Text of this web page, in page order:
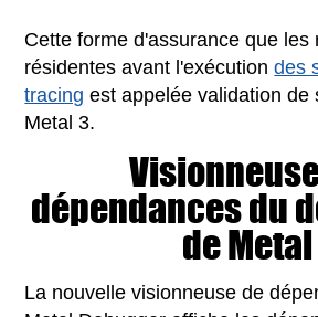
Cette forme d'assurance que les
résidentes avant l'exécutiondes
tracing est appelée validation de
Metal 3.
dépendances du
de Metal
La nouvelle visionneuse de